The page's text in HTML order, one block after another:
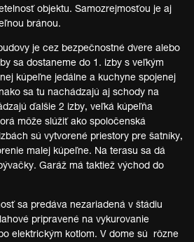
objektu. Samozrejmosťou je aj
bránou.
je cez bezpečnostné dvere alebo
sa dostaneme do 1. izby s veľkým
kúpeľne jedálne a kuchyne spojenej
sa tu nachádzajú aj schody na
ďalšie 2 izby, veľká kúpeľňa
môže slúžiť ako spoločenská
sú vytvorené priestory pre šatníky,
malej kúpeľne. Na terasu sa dá
Garáž má taktiež východ do
sa predáva nezariadená v štádiu
pripravené na vykurovanie
elektrickým kotlom. V dome sú rôzne